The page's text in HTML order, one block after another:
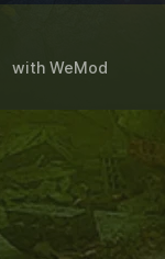
with WeMod